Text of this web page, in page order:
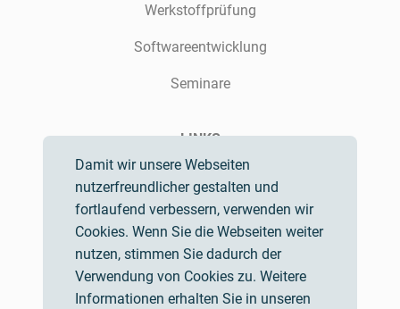
Werkstoffprüfung
Softwareentwicklung
Seminare
LINKS
Startseite
Über uns
Impressum
Nutzungsbedingungen
Damit wir unsere Webseiten
nutzerfreundlicher gestalten und
fortlaufend verbessern, verwenden wir
Cookies. Wenn Sie die Webseiten weiter
nutzen, stimmen Sie dadurch der
Verwendung von Cookies zu. Weitere
Informationen erhalten Sie in unseren